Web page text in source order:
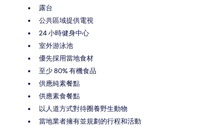
露台
公共區域提供電視
24 小時健身中心
室外游泳池
優先採用當地食材
至少 80% 有機食品
供應純素餐點
供應素食餐點
以人道方式對待圈養野生動物
當地業者擁有並規劃的行程和活動